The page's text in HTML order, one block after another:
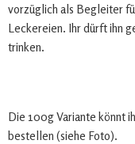
vorzüglich als Begleiter
Leckereien. Ihr dürft ihn
trinken.
Die 100g Variante könnt
bestellen (siehe Foto).